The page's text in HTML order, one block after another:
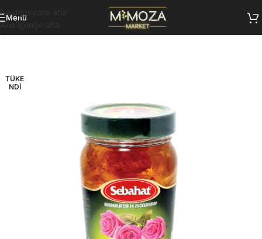
Navigasyona atla
Ana içeriğe atla
Menü
TÜKE
NDI